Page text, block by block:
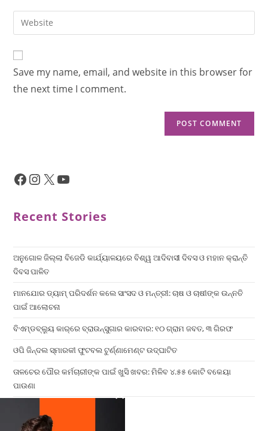
Save my name, email, and website in this browser for
the next time I comment.
Recent Stories
ଅନୁଗୋଳ ଜିଲ୍ଲା ବିଜେଡି କାର୍ଯ୍ୟାଳୟରେ ବିଶ୍ୱ ଆଦିବାସୀ ଦିବସ ଓ ମହାନ କ୍ରାନ୍ତି
ଦିବସ ପାଳିତ
ମାନଯୋର ଡ୍ୟାମ୍ ପରିଦର୍ଶନ କଲେ ସାଂସଦ ଓ ମନ୍ତ୍ରୀ: ଚାଷ ଓ ଚାଷୀଙ୍କ ଉନ୍ନତି
ପାଇଁ ଆଲୋଚନା
ବିଏମ୍‌ଡବ୍ଲ୍ୟୁ କାର୍‌ରେ ବ୍ରାଉନ୍‌ସୁଗାର କାରବାର: ୧୦ ଗ୍ରାମ ଜବତ, ୩ ଗିରଫ
ଓପି ଜିନ୍ଦଲ ସ୍ମାରକୀ ଫୁଟବଲ ଟୁର୍ଣ୍ଣାମେଣ୍ଟ ଉଦ୍ଘାଟିତ
ତାଳଚେର ପୌର କର୍ମଚାରୀଙ୍କ ପାଇଁ ଖୁସି ଖବର: ମିଳିବ ୪.୫୫ କୋଟି ବକେୟା
ପାଉଣା
×